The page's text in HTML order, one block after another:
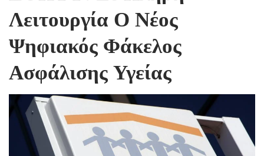
Λειτουργία Ο Νέος
Ψηφιακός Φάκελος
Ασφάλισης Υγείας